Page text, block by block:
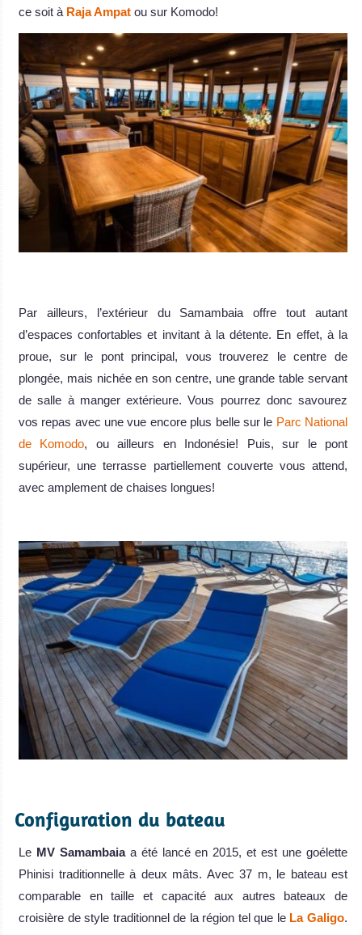
ce soit à Raja Ampat ou sur Komodo!
Par ailleurs, l’extérieur du Samambaia offre tout autant
d’espaces confortables et invitant à la détente. En effet, à la
proue, sur le pont principal, vous trouverez le centre de
plongée, mais nichée en son centre, une grande table servant
de salle à manger extérieure. Vous pourrez donc savourez
vos repas avec une vue encore plus belle sur le Parc National
de Komodo, ou ailleurs en Indonésie! Puis, sur le pont
supérieur, une terrasse partiellement couverte vous attend,
avec amplement de chaises longues!
Configuration du bateau
Le MV Samambaiaa été lancé en 2015, et est une goélette
Phinisi traditionnelle à deux mâts. Avec 37 m, le bateau est
comparable en taille et capacité aux autres bateaux de
croisière de style traditionnel de la région tel que le La Galigo.